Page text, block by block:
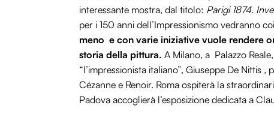
interessante mostra, dal titolo: Parigi 1874.
per i 150 anni dell’Impressionismo vedranno
meno e con varie iniziative vuole rendere
storia della pittura. A Milano, a Palazzo
“l’impressionista italiano”, Giuseppe De Nittis ,
Cézanne e Renoir. Roma ospiterà la
Padova accoglierà l’esposizione dedicata a